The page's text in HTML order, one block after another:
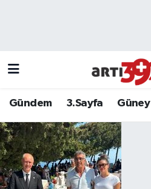
Gündem 3.Sayfa Güney